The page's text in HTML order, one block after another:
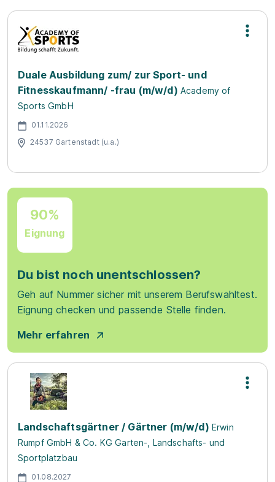
Duale Ausbildung zum/ zur Sport- und
Fitnesskaufmann/ -frau (m/w/d) Academy of
Sports GmbH
01.11.2026
24537 Gartenstadt (u.a.)
90%
Eignung
Du bist noch unentschlossen?
Geh auf Nummer sicher mit unserem Berufswahltest.
Eignung checken und passende Stelle finden.
Mehr erfahren
Landschaftsgärtner / Gärtner (m/w/d) Erwin
Rumpf GmbH & Co. KG Garten-, Landschafts- und
Sportplatzbau
01.08.2027